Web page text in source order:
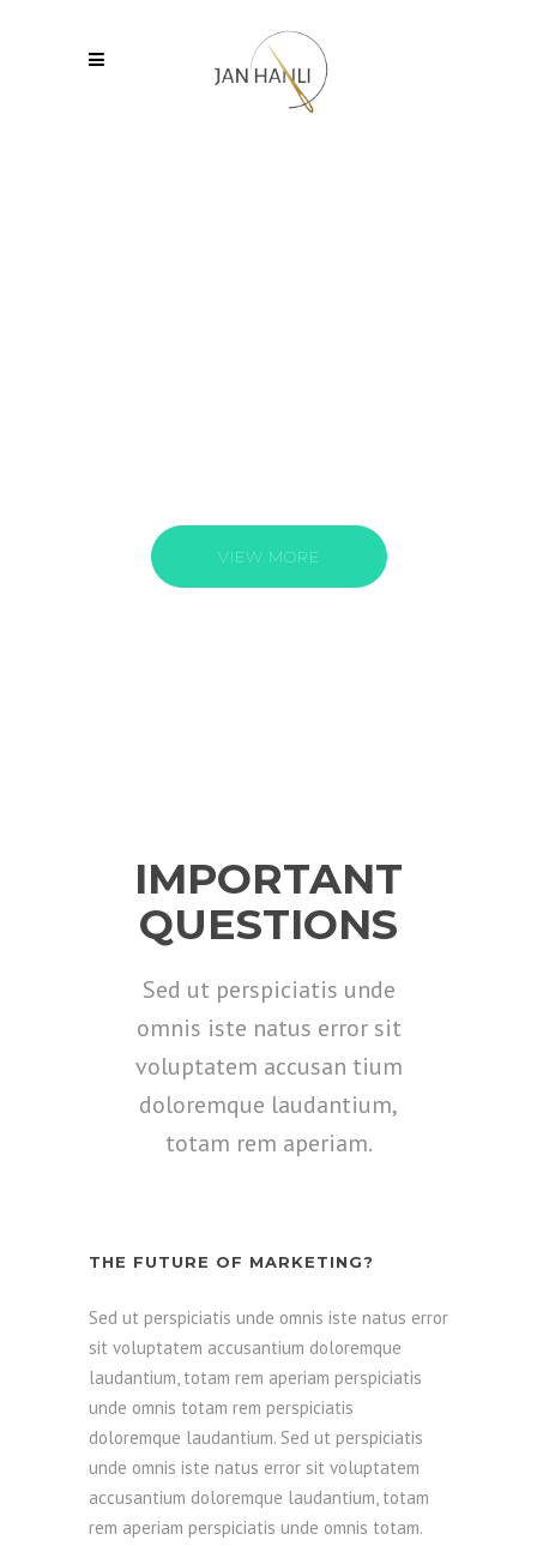
VIEW MORE
IMPORTANT
QUESTIONS
Sed ut perspiciatis unde
omnis iste natus error sit
voluptatem accusan tium
doloremque laudantium,
totam rem aperiam.
THE FUTURE OF MARKETING?
Sed ut perspiciatis unde omnis iste natus error
sit voluptatem accusantium doloremque
laudantium, totam rem aperiam perspiciatis
unde omnis totam rem perspiciatis
doloremque laudantium. Sed ut perspiciatis
unde omnis iste natus error sit voluptatem
accusantium doloremque laudantium, totam
rem aperiam perspiciatis unde omnis totam.